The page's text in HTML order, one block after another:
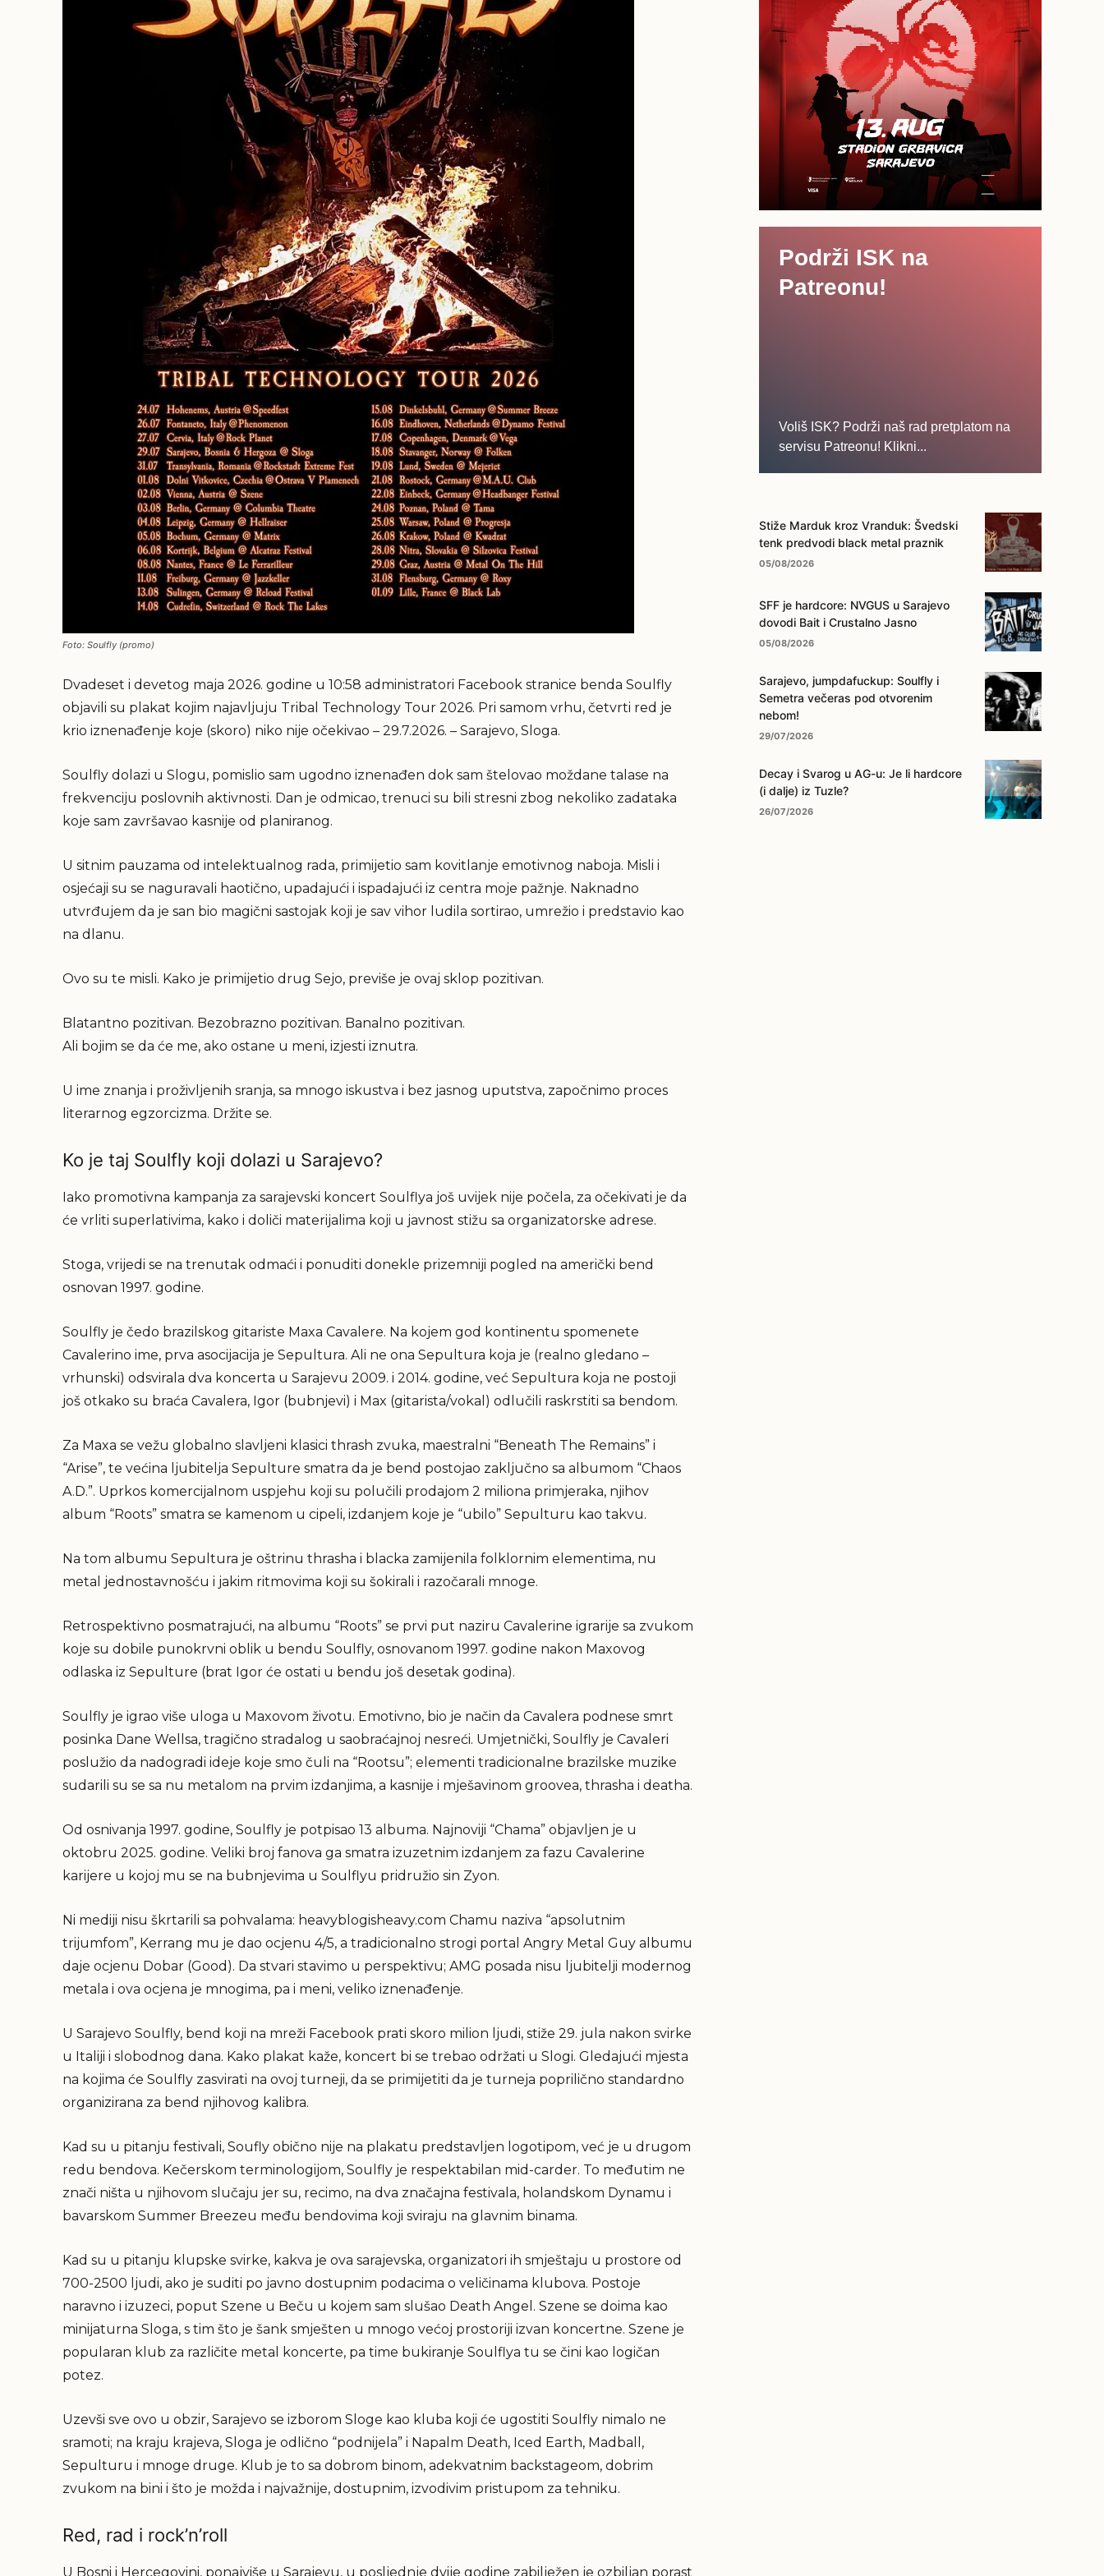
Foto: Soulfly (promo)
Dvadeset i devetog maja 2026. godine u 10:58 administratori Facebook stranice benda Soulfly
objavili su plakat kojim najavljuju Tribal Technology Tour 2026. Pri samom vrhu, četvrti red je
krio iznenađenje koje (skoro) niko nije očekivao – 29.7.2026. – Sarajevo, Sloga.
Soulfly dolazi u Slogu, pomislio sam ugodno iznenađen dok sam štelovao moždane talase na
frekvenciju poslovnih aktivnosti. Dan je odmicao, trenuci su bili stresni zbog nekoliko zadataka
koje sam završavao kasnije od planiranog.
U sitnim pauzama od intelektualnog rada, primijetio sam kovitlanje emotivnog naboja. Misli i
osjećaji su se naguravali haotično, upadajući i ispadajući iz centra moje pažnje. Naknadno
utvrđujem da je san bio magični sastojak koji je sav vihor ludila sortirao, umrežio i predstavio kao
na dlanu.
Ovo su te misli. Kako je primijetio drug Sejo, previše je ovaj sklop pozitivan.
Blatantno pozitivan. Bezobrazno pozitivan. Banalno pozitivan.
Ali bojim se da će me, ako ostane u meni, izjesti iznutra.
U ime znanja i proživljenih sranja, sa mnogo iskustva i bez jasnog uputstva, započnimo proces
literarnog egzorcizma. Držite se.
Ko je taj Soulfly koji dolazi u Sarajevo?
Iako promotivna kampanja za sarajevski koncert Soulflya još uvijek nije počela, za očekivati je da
će vrliti superlativima, kako i doliči materijalima koji u javnost stižu sa organizatorske adrese.
Stoga, vrijedi se na trenutak odmaći i ponuditi donekle prizemniji pogled na američki bend
osnovan 1997. godine.
Soulfly je čedo brazilskog gitariste Maxa Cavalere. Na kojem god kontinentu spomenete
Cavalerino ime, prva asocijacija je Sepultura. Ali ne ona Sepultura koja je (realno gledano –
vrhunski) odsvirala dva koncerta u Sarajevu 2009. i 2014. godine, već Sepultura koja ne postoji
još otkako su braća Cavalera, Igor (bubnjevi) i Max (gitarista/vokal) odlučili raskrstiti sa bendom.
Za Maxa se vežu globalno slavljeni klasici thrash zvuka, maestralni “Beneath The Remains” i
“Arise”, te većina ljubitelja Sepulture smatra da je bend postojao zaključno sa albumom “Chaos
A.D.”. Uprkos komercijalnom uspjehu koji su polučili prodajom 2 miliona primjeraka, njihov
album “Roots” smatra se kamenom u cipeli, izdanjem koje je “ubilo” Sepulturu kao takvu.
Na tom albumu Sepultura je oštrinu thrasha i blacka zamijenila folklornim elementima, nu
metal jednostavnošću i jakim ritmovima koji su šokirali i razočarali mnoge.
Retrospektivno posmatrajući, na albumu “Roots” se prvi put naziru Cavalerine igrarije sa zvukom
koje su dobile punokrvni oblik u bendu Soulfly, osnovanom 1997. godine nakon Maxovog
odlaska iz Sepulture (brat Igor će ostati u bendu još desetak godina).
Soulfly je igrao više uloga u Maxovom životu. Emotivno, bio je način da Cavalera podnese smrt
posinka Dane Wellsa, tragično stradalog u saobraćajnoj nesreći. Umjetnički, Soulfly je Cavaleri
poslužio da nadogradi ideje koje smo čuli na “Rootsu”; elementi tradicionalne brazilske muzike
sudarili su se sa nu metalom na prvim izdanjima, a kasnije i mješavinom groovea, thrasha i deatha.
Od osnivanja 1997. godine, Soulfly je potpisao 13 albuma. Najnoviji “Chama” objavljen je u
oktobru 2025. godine. Veliki broj fanova ga smatra izuzetnim izdanjem za fazu Cavalerine
karijere u kojoj mu se na bubnjevima u Soulflyu pridružio sin Zyon.
Ni mediji nisu škrtarili sa pohvalama: heavyblogisheavy.com Chamu naziva “apsolutnim
trijumfom”, Kerrang mu je dao ocjenu 4/5, a tradicionalno strogi portal Angry Metal Guy albumu
daje ocjenu Dobar (Good). Da stvari stavimo u perspektivu; AMG posada nisu ljubitelji modernog
metala i ova ocjena je mnogima, pa i meni, veliko iznenađenje.
U Sarajevo Soulfly, bend koji na mreži Facebook prati skoro milion ljudi, stiže 29. jula nakon svirke
u Italiji i slobodnog dana. Kako plakat kaže, koncert bi se trebao održati u Slogi. Gledajući mjesta
na kojima će Soulfly zasvirati na ovoj turneji, da se primijetiti da je turneja poprilično standardno
organizirana za bend njihovog kalibra.
Kad su u pitanju festivali, Soufly obično nije na plakatu predstavljen logotipom, već je u drugom
redu bendova. Kečerskom terminologijom, Soulfly je respektabilan mid-carder. To međutim ne
znači ništa u njihovom slučaju jer su, recimo, na dva značajna festivala, holandskom Dynamu i
bavarskom Summer Breezeu među bendovima koji sviraju na glavnim binama.
Kad su u pitanju klupske svirke, kakva je ova sarajevska, organizatori ih smještaju u prostore od
700-2500 ljudi, ako je suditi po javno dostupnim podacima o veličinama klubova. Postoje
naravno i izuzeci, poput Szene u Beču u kojem sam slušao Death Angel. Szene se doima kao
minijaturna Sloga, s tim što je šank smješten u mnogo većoj prostoriji izvan koncertne. Szene je
popularan klub za različite metal koncerte, pa time bukiranje Soulflya tu se čini kao logičan
potez.
Uzevši sve ovo u obzir, Sarajevo se izborom Sloge kao kluba koji će ugostiti Soulfly nimalo ne
sramoti; na kraju krajeva, Sloga je odlično “podnijela” i Napalm Death, Iced Earth, Madball,
Sepulturu i mnoge druge. Klub je to sa dobrom binom, adekvatnim backstageom, dobrim
zvukom na bini i što je možda i najvažnije, dostupnim, izvodivim pristupom za tehniku.
Red, rad i rock’n’roll
U Bosni i Hercegovini, ponajviše u Sarajevu, u posljednje dvije godine zabilježen je ozbiljan porast
Podrži ISK na
Patreonu!
Voliš ISK? Podrži naš rad pretplatom na
servisu Patreonu! Klikni...
Stiže Marduk kroz Vranduk: Švedski
tenk predvodi black metal praznik
05/08/2026
SFF je hardcore: NVGUS u Sarajevo
dovodi Bait i Crustalno Jasno
05/08/2026
Sarajevo, jumpdafuckup: Soulfly i
Semetra večeras pod otvorenim
nebom!
29/07/2026
Decay i Svarog u AG-u: Je li hardcore
(i dalje) iz Tuzle?
26/07/2026